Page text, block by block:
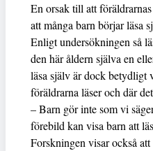
En orsak till att
att många barn börjar läsa
Enligt undersökningen så
den här åldern själva en
läsa själv är dock betydligt
föräldrarna läser och där
– Barn gör inte som vi
förebild kan visa barn att
Forskningen visar också